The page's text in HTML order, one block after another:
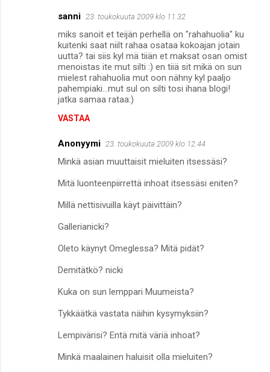
sanni 23. toukokuuta 2009 klo 11.32
miks sanoit et teijän perhellä on "rahahuolia" ku
kuitenki saat niilt rahaa osataa kokoajan jotain
uutta? tai siis kyl mä tiiän et maksat osan omist
menoistas ite mut silti :) en tiiä sit mikä on sun
mielest rahahuolia mut oon nähny kyl paaljo
pahempiaki...mut sul on silti tosi ihana blogi!
jatka samaa rataa:)
VASTAA
Anonyymi 23. toukokuuta 2009 klo 12.44
Minkä asian muuttaisit mieluiten itsessäsi?
Mitä luonteenpiirrettä inhoat itsessäsi eniten?
Millä nettisivuilla käyt päivittäin?
Gallerianicki?
Oleto käynyt Omeglessa? Mitä pidät?
Demitätkö? nicki
Kuka on sun lemppari Muumeista?
Tykkäätkä vastata näihin kysymyksiin?
Lempivärisi? Entä mitä väriä inhoat?
Minkä maalainen haluisit olla mieluiten?